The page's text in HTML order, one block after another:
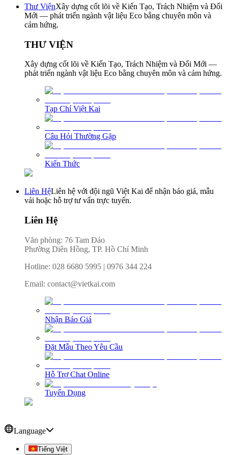
Thư ViệnXây dựng cốt lõi về Kiến Tạo, Trách Nhiệm và Đổi
Mới — phát triển ngành vật liệu Eco bằng chuyên môn và
cảm hứng.
THƯ VIỆN
Xây dựng cốt lõi về Kiến Tạo, Trách Nhiệm và Đổi Mới —
phát triển ngành vật liệu Eco bằng chuyên môn và cảm hứng.
Tạp Chí Việt Kai
Câu Hỏi Thường Gặp
Kiến Thức
Liên HệLiên hệ với đội ngũ Việt Kai để nhận báo giá, mẫu
vải hoặc hỗ trợ tư vấn trực tuyến.
Liên Hệ
Văn phòng: 76 Tam Đảo
Phường Diên Hồng, TP. Hồ Chí Minh
Hotline: 028 6680 5995 | 0976 344 224
Email: contact@vietkai.com
Nhận Báo Giá
Đặt Mẫu Theo Yêu Cầu
Hỗ Trợ Chat Online
Tuyển Dụng
Language
Tiếng Việt